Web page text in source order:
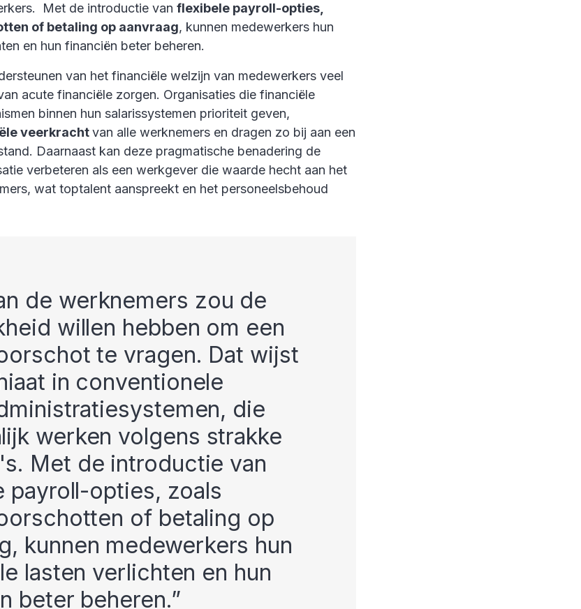
Met de introductie van flexibele payroll-opties,
of betaling op aanvraag, kunnen medewerkers hun
en hun financiën beter beheren.
van het financiële welzijn van medewerkers veel
acute financiële zorgen. Organisaties die financiële
binnen hun salarissystemen prioriteit geven,
veerkrachtvan alle werknemers en dragen zo bij aan een
Daarnaast kan deze pragmatische benadering de
verbeteren als een werkgever die waarde hecht aan het
wat toptalent aanspreekt en het personeelsbehoud
de werknemers zou de
willen hebben om een
te vragen. Dat wijst
in conventionele
die
werken volgens strakke
Met de introductie van
payroll-opties, zoals
of betaling op
kunnen medewerkers hun
lasten verlichten en hun
beter beheren.